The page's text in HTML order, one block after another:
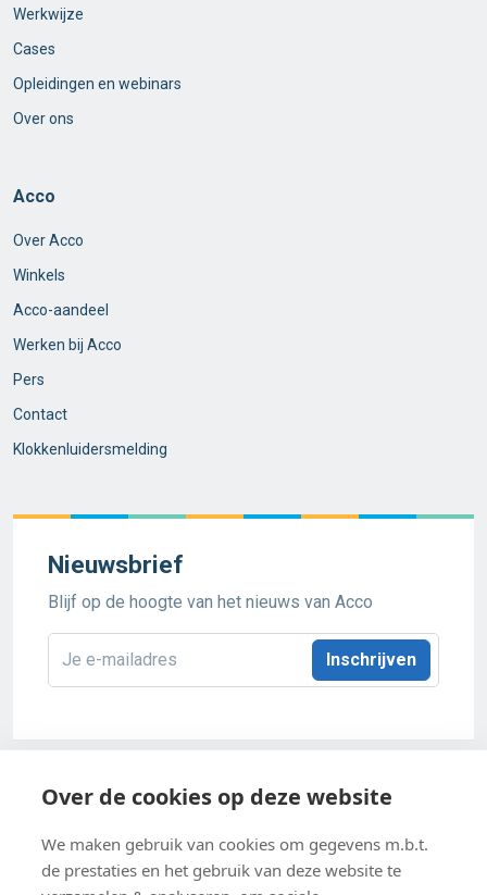
Werkwijze
Cases
Opleidingen en webinars
Over ons
Acco
Over Acco
Winkels
Acco-aandeel
Werken bij Acco
Pers
Contact
Klokkenluidersmelding
Nieuwsbrief
Blijf op de hoogte van het nieuws van Acco
Privacybeleid
Over de cookies op deze website
We maken gebruik van cookies om gegevens m.b.t.
de prestaties en het gebruik van deze website te